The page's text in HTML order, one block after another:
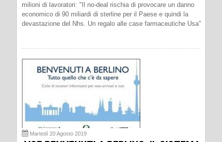
milioni di lavoratori: "Il no-deal rischia di provocare un danno
economico di 90 miliardi di sterline per il Paese e quindi la
devastazione del Nhs. Un regalo alle case farmaceutiche Usa"
Martedì 20 Agosto 2019